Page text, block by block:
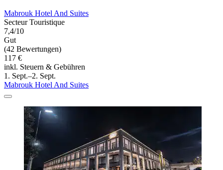
Mabrouk Hotel And Suites
Secteur Touristique
7,4/10
Gut
(42 Bewertungen)
117 €
inkl. Steuern & Gebühren
1. Sept.–2. Sept.
Mabrouk Hotel And Suites